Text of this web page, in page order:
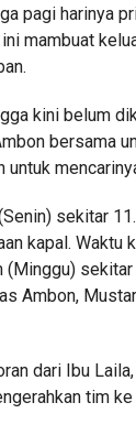
pagi harinya
mambuat
kini belum
bersama
untuk
sekitar
kapal. Waktu
sekitar
Ambon,
dari Ibu
tim